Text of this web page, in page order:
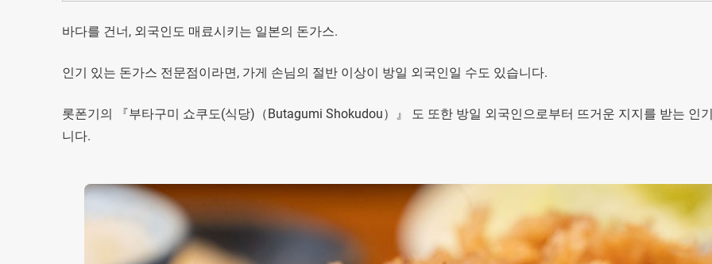
바다를 건너, 외국인도 매료시키는 일본의 돈가스.
인기 있는 돈가스 전문점이라면, 가게 손님의 절반 이상이 방일 외국인일 수도 있습니다.
롯폰기의 『부타구미 쇼쿠도(식당)（Butagumi Shokudou）』 도 또한 방일 외국인으로부터 뜨거운 지지를 받는 인
니다.